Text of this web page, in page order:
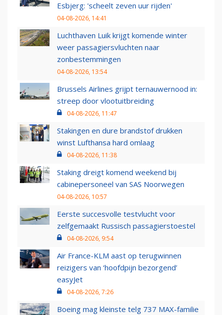
Esbjerg: 'scheelt zeven uur rijden'
04-08-2026, 14:41
Luchthaven Luik krijgt komende winter
weer passagiersvluchten naar
zonbestemmingen
04-08-2026, 13:54
Brussels Airlines grijpt ternauwernood in:
streep door vlootuitbreiding
04-08-2026, 11:47
Stakingen en dure brandstof drukken
winst Lufthansa hard omlaag
04-08-2026, 11:38
Staking dreigt komend weekend bij
cabinepersoneel van SAS Noorwegen
04-08-2026, 10:57
Eerste succesvolle testvlucht voor
zelfgemaakt Russisch passagierstoestel
04-08-2026, 9:54
Air France-KLM aast op terugwinnen
reizigers van ‘hoofdpijn bezorgend’
easyJet
04-08-2026, 7:26
Boeing mag kleinste telg 737 MAX-familie